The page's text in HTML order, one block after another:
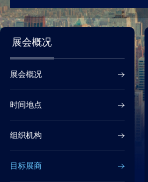
展会概况
展会概况
时间地点
组织机构
目标展商